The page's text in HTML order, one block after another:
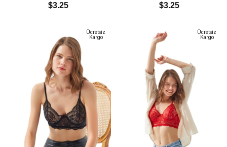
Bralet Sütyen CH1021
$3.25
Bralet Sütyen CH1021
$3.25
Ücretsiz
Kargo
Ücretsiz
Kargo